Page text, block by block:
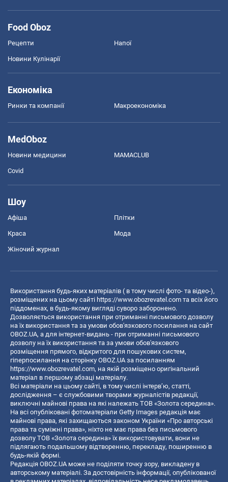
Food Oboz
Рецепти Напої
Новини Кулінарії
Економіка
Ринки та компанії Макроекономіка
MedOboz
Новини медицини MAMACLUB
Covid
Шоу
Афіша Плітки
Краса Мода
Жіночий журнал
Використання будь-яких матеріалів ( в тому числі фото- та відео-),
розміщених на цьому сайті https://www.obozrevatel.com та всіх його
піддоменах, в будь-якому вигляді суворо заборонено.
Дозволяється використання при отриманні письмового дозволу
на їх використання та за умови обов'язкового посилання на сайт
OBOZ.UA, а для інтернет-видань - при отриманні письмового
дозволу на їх використання та за умови обов'язкового
розміщення прямого, відкритого для пошукових систем,
гіперпосилання на сторінку OBOZ.UA за посиланням
https://www.obozrevatel.com, на якій розміщено оригінальний
матеріал в першому абзаці матеріалу.
Всі матеріали на цьому сайті, в тому числі інтерв’ю, статті,
дослідження – є службовими творами журналістів редакції,
виключні майнові права на які належать ТОВ «Золота середина».
На всі опубліковані фотоматеріали Getty Images редакція має
майнові права, які захищаються законом України «Про авторські
права та суміжні права», ніхто не має права без письмового
дозволу ТОВ «Золота середина» їх використовувати, вони не
підлягають подальшому відтворенню, перекладу, поширенню в
будь-якій формі.
Редакція OBOZ.UA може не поділяти точку зору, викладену в
авторському матеріалі. За достовірність інформації, опублікованої